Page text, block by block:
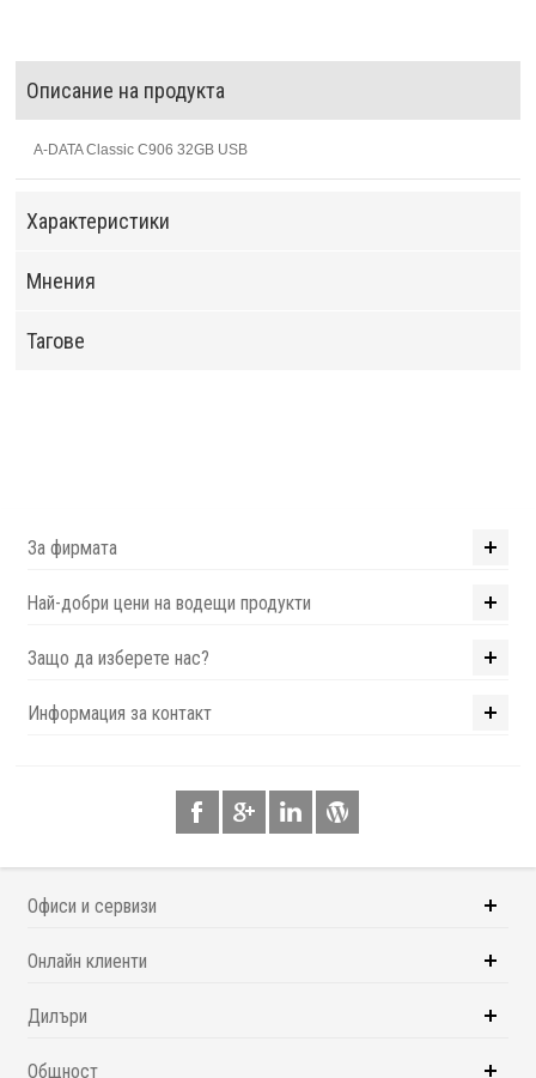
Описание на продукта
A-DATA Classic C906 32GB USB
Характеристики
Мнения
Тагове
За фирмата
Най-добри цени на водещи продукти
Защо да изберете нас?
Информация за контакт
Офиси и сервизи
Онлайн клиенти
Дилъри
Общност